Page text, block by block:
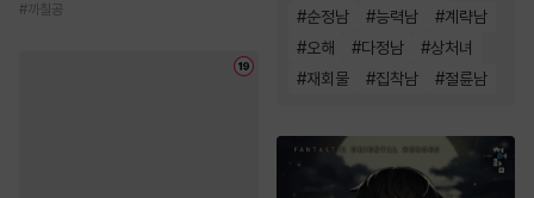
#까칠공
#순정남 #능력남 #계략남
#오해 #다정남 #상처녀
#재회물 #집착남 #절륜남